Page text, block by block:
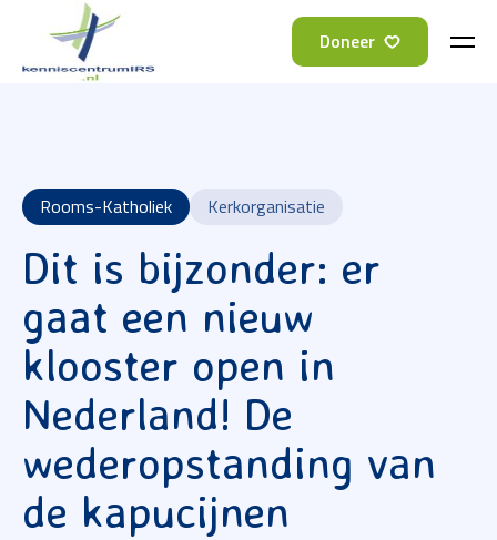
Doneer
Rooms-Katholiek Kerkorganisatie
Dit is bijzonder: er
gaat een nieuw
klooster open in
Nederland! De
wederopstanding van
de kapucijnen